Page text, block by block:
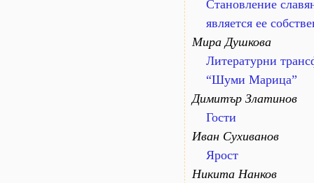
Становление
является ее
Мира Душкова
Литературни
“Шуми Марица”
Димитър Златинов
Гости
Иван Сухиванов
Ярост
Никита Нанков